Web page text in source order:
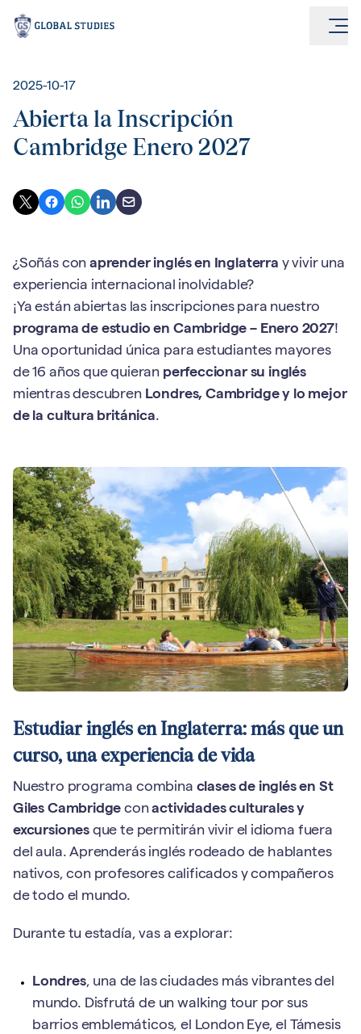
2025-10-17
Abierta la Inscripción
Cambridge Enero 2027
¿Soñás conaprender inglés en Inglaterra y vivir una
experiencia internacional inolvidable?
¡Ya están abiertas las inscripciones para nuestro
programa de estudio en Cambridge – Enero 2027!
Una oportunidad única para estudiantes mayores
de 16 años que quieran perfeccionar su inglés
mientras descubren Londres, Cambridge y lo mejor
de la cultura británica.
Estudiar inglés en Inglaterra: más que un
curso, una experiencia de vida
Nuestro programa combina clases de inglés en St
Giles Cambridge conactividades culturales y
excursiones que te permitirán vivir el idioma fuera
del aula. Aprenderás inglés rodeado de hablantes
nativos, con profesores calificados y compañeros
de todo el mundo.
Durante tu estadía, vas a explorar:
Londres, una de las ciudades más vibrantes del
mundo. Disfrutá de un walking tour por sus
barrios emblemáticos, el London Eye, el Támesis